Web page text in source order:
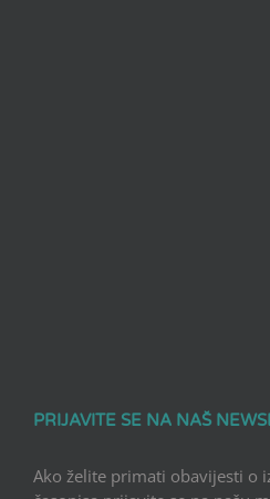
PRIJAVITE SE NA NAŠ
Ako želite primati obavijesti o